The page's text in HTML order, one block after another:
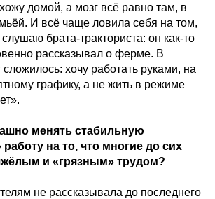
домой, а мозг всё равно там, в
И всё чаще ловила себя на том,
брата‑тракториста: он как-то
рассказывал о ферме. В
сложилось: хочу работать руками, на
графику, а не жить в режиме
менять стабильную
на то, что многие до сих
и «грязным» трудом?
не рассказывала до последнего